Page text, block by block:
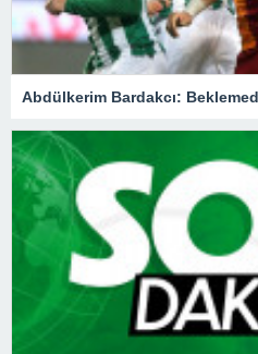
Abdülkerim Bardakcı: